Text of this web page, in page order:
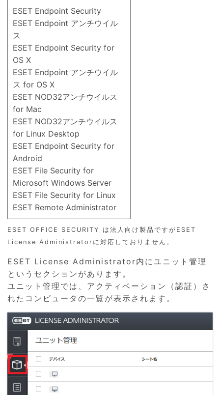
ESET Endpoint Security
ESET Endpoint アンチウイル
ス
ESET Endpoint Security for
OS X
ESET Endpoint アンチウイル
ス for OS X
ESET NOD32アンチウイルス
for Mac
ESET NOD32アンチウイルス
for Linux Desktop
ESET Endpoint Security for
Android
ESET File Security for
Microsoft Windows Server
ESET File Security for Linux
ESET Remote Administrator
ESET OFFICE SECURITY は法人向け製品ですがESET
License Administratorに対応しておりません。
ESET License Administrator内にユニット管理
というセクションがあります。
ユニット管理では、アクティベーション（認証）さ
れたコンピュータの一覧が表示されます。